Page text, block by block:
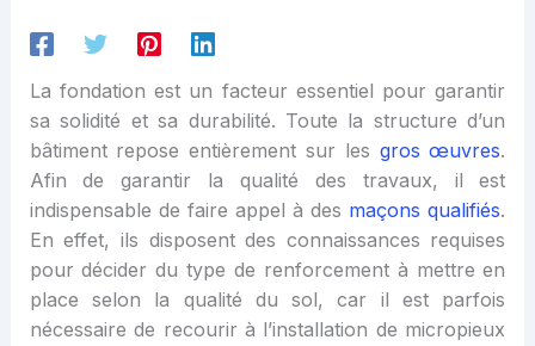
La fondation est un facteur essentiel pour garantir
sa solidité et sa durabilité. Toute la structure d’un
bâtiment repose entièrement sur les gros œuvres.
Afin de garantir la qualité des travaux, il est
indispensable de faire appel à des maçons qualifiés.
En effet, ils disposent des connaissances requises
pour décider du type de renforcement à mettre en
place selon la qualité du sol, car il est parfois
nécessaire de recourir à l’installation de micropieux